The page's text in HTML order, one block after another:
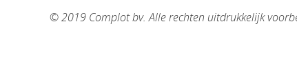
© 2019 Complot bv. Alle rechten uitdrukkelijk